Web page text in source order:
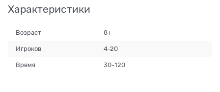
Характеристики
Возраст 8+
Игроков 4-20
Время 30-120